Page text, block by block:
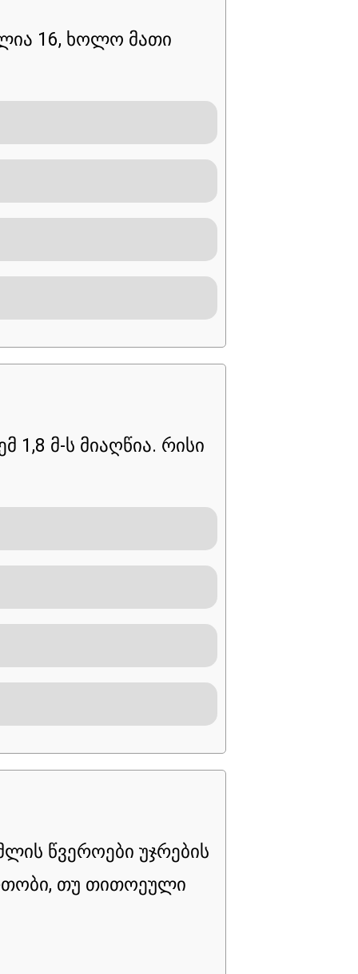
16, ხოლო მათი
1,8 მ-ს მიაღწია. რისი
წვეროები უჯრების
თუ თითოეული